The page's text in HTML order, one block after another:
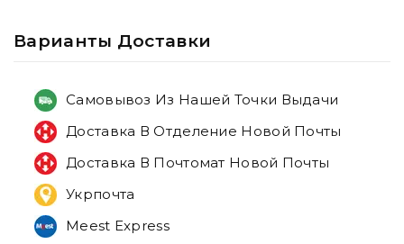
Варианты Доставки
Самовывоз Из Нашей Точки Выдачи
Доставка В Отделение Новой Почты
Доставка В Почтомат Новой Почты
Укрпочта
Meest Express